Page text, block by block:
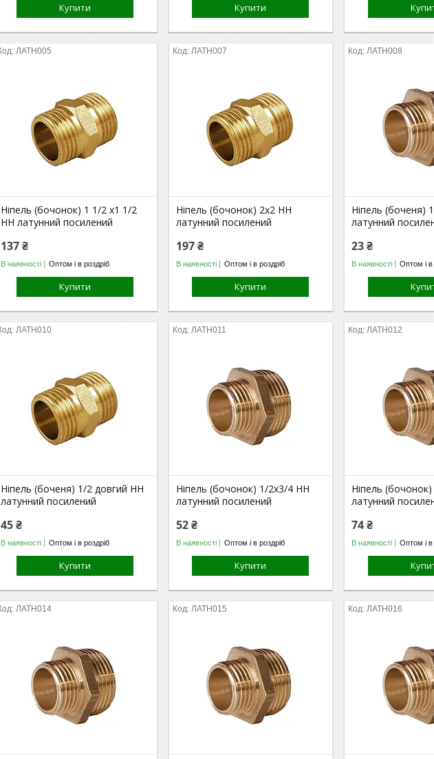
Купити Купити
ЛАТН005
Ніпель (бочонок) 1 1/2 х1 1/2
НН латунний посилений
137 ₴
В наявності Оптом і в роздріб
Купити
ЛАТН007
Ніпель (бочонок) 2х2 НН
латунний посилений
197 ₴
В наявності Оптом і в роздріб
Купити
ЛАТН008
Ніпель (боченя)
латунний
23 ₴
В наявності Оптом і в
ЛАТН010
Ніпель (боченя) 1/2 довгий НН
латунний посилений
45 ₴
В наявності Оптом і в роздріб
Купити
ЛАТН011
Ніпель (бочонок) 1/2х3/4 НН
латунний посилений
52 ₴
В наявності Оптом і в роздріб
Купити
ЛАТН012
Ніпель
латунний
74 ₴
В наявності Оптом і в
ЛАТН014 ЛАТН015 ЛАТН016